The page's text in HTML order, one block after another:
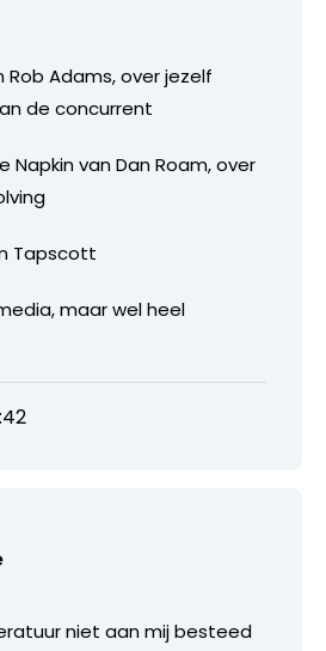
Rob Adams, over jezelf
de concurrent
Napkin van Dan Roam, over
Tapscott
maar wel heel
niet aan mij besteed